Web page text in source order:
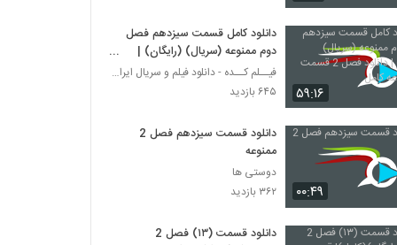
۵۹:۱۶
دانلود کامل قسمت سیزدهم فصل
دوم ممنوعه (سریال) (رایگان) |
دانلود فصل 2 قسمت 13 ممنوعه
کامل
فیــلم کــده - دانلود فیلم و سریال ایرانی (رایگان)
۶۴۵ بازدید
۰۰:۴۹
دانلود قسمت سیزدهم فصل 2
ممنوعه
دوستی ها
۳۶۲ بازدید
دانلود قسمت (۱۳) فصل 2